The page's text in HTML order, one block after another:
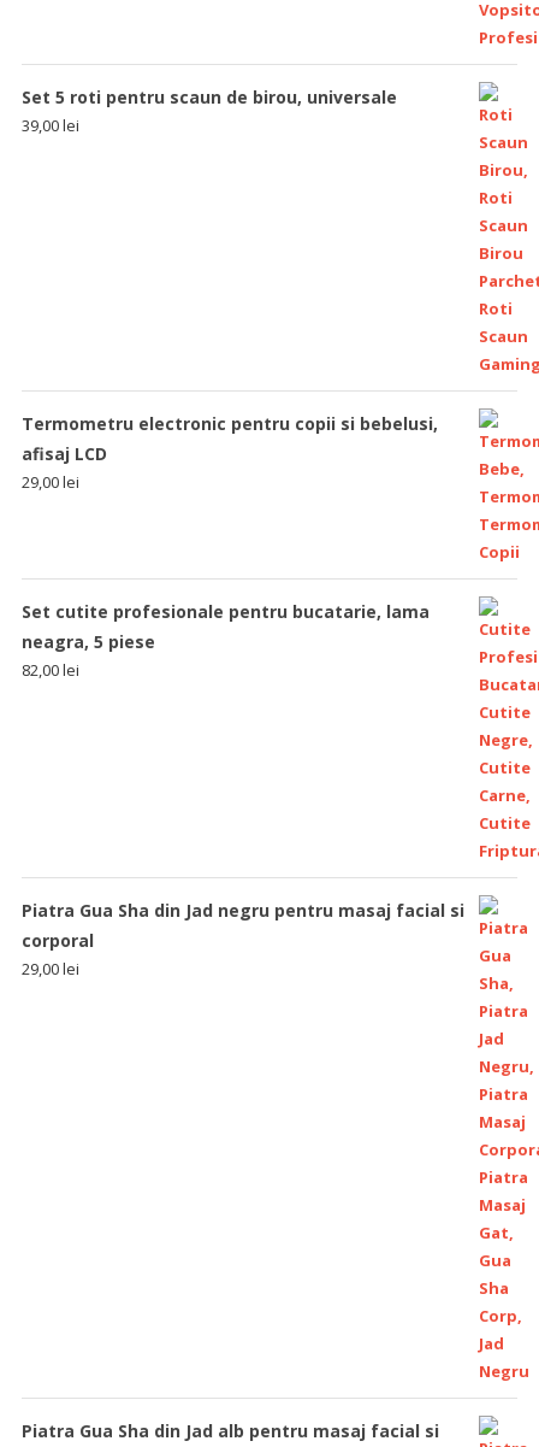
Set 5 roti pentru scaun de birou, universale
39,00lei
Termometru electronic pentru copii si bebelusi,
afisaj LCD
29,00lei
Set cutite profesionale pentru bucatarie, lama
neagra, 5 piese
82,00lei
Piatra Gua Sha din Jad negru pentru masaj facial si
corporal
29,00lei
Piatra Gua Sha din Jad alb pentru masaj facial si